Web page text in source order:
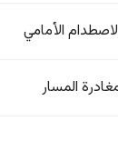
الأمامي
المسار